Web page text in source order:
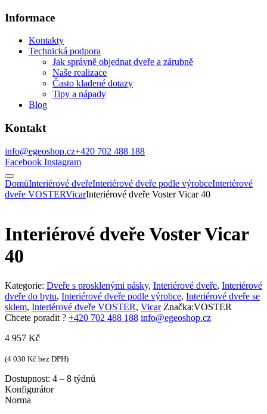
Informace
Kontakty
Technická podpora
Jak správně objednat dveře a zárubně
Naše realizace
Často kladené dotazy
Tipy a nápady
Blog
Kontakt
info@egeoshop.cz+420 702 488 188
Facebook Instagram
DomůInteriérové dveřeInteriérové dveře podle výrobceInteriérové
dveře VOSTERVicarInteriérové dveře Voster Vicar 40
Interiérové dveře Voster Vicar
40
Kategorie: Dveře s prosklenými pásky, Interiérové dveře, Interiérové
dveře do bytu, Interiérové dveře podle výrobce, Interiérové dveře se
sklem, Interiérové dveře VOSTER, Vicar Značka:VOSTER
Chcete poradit ? +420 702 488 188 info@egeoshop.cz
4 957 Kč
(4 030 Kč bez DPH)
Dostupnost: 4 – 8 týdnů
Konfigurátor
Norma